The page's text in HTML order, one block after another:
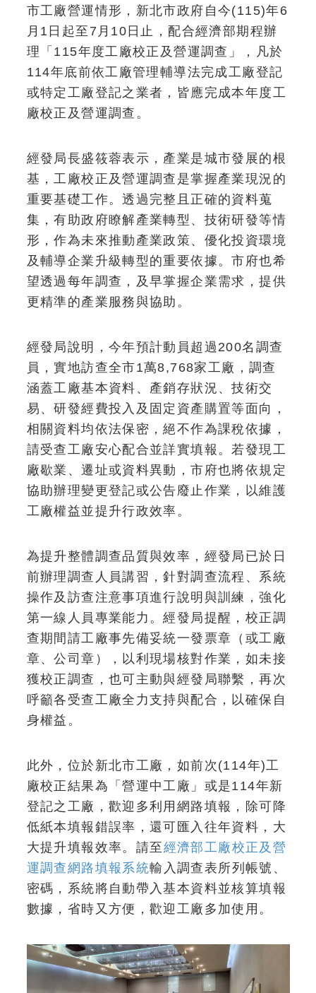
市工廠營運情形，新北市政府自今(115)年6
月1日起至7月10日止，配合經濟部期程辦
理「115年度工廠校正及營運調查」，凡於
114年底前依工廠管理輔導法完成工廠登記
或特定工廠登記之業者，皆應完成本年度工
廠校正及營運調查。
經發局長盛筱蓉表示，產業是城市發展的根
基，工廠校正及營運調查是掌握產業現況的
重要基礎工作。透過完整且正確的資料蒐
集，有助政府瞭解產業轉型、技術研發等情
形，作為未來推動產業政策、優化投資環境
及輔導企業升級轉型的重要依據。市府也希
望透過每年調查，及早掌握企業需求，提供
更精準的產業服務與協助。
經發局說明，今年預計動員超過200名調查
員，實地訪查全市1萬8,768家工廠，調查
涵蓋工廠基本資料、產銷存狀況、技術交
易、研發經費投入及固定資產購置等面向，
相關資料均依法保密，絕不作為課稅依據，
請受查工廠安心配合並詳實填報。若發現工
廠歇業、遷址或資料異動，市府也將依規定
協助辦理變更登記或公告廢止作業，以維護
工廠權益並提升行政效率。
為提升整體調查品質與效率，經發局已於日
前辦理調查人員講習，針對調查流程、系統
操作及訪查注意事項進行說明與訓練，強化
第一線人員專業能力。經發局提醒，校正調
查期間請工廠事先備妥統一發票章（或工廠
章、公司章），以利現場核對作業，如未接
獲校正調查，也可主動與經發局聯繫，再次
呼籲各受查工廠全力支持與配合，以確保自
身權益。
此外，位於新北市工廠，如前次(114年)工
廠校正結果為「營運中工廠」或是114年新
登記之工廠，歡迎多利用網路填報，除可降
低紙本填報錯誤率，還可匯入往年資料，大
大提升填報效率。請至經濟部工廠校正及營
運調查網路填報系統輸入調查表所列帳號、
密碼，系統將自動帶入基本資料並核算填報
數據，省時又方便，歡迎工廠多加使用。